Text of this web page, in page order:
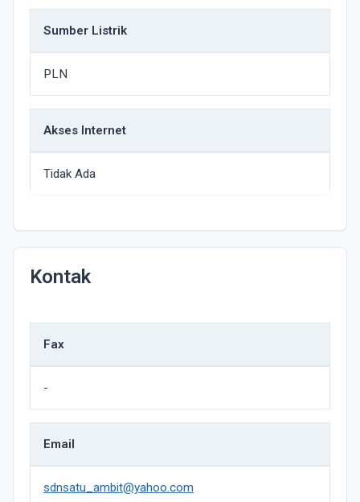
Sumber Listrik
PLN
Akses Internet
Tidak Ada
Kontak
Fax
-
Email
sdnsatu_ambit@yahoo.com